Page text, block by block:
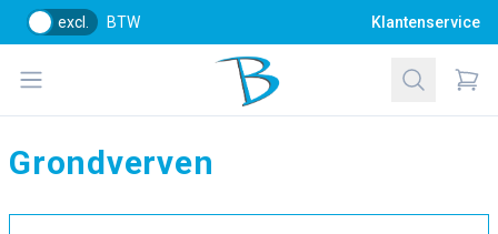
excl. BTW Klantenservice
Open menu
Bol Glascentrum B.V.
Zoeken
Grondverven